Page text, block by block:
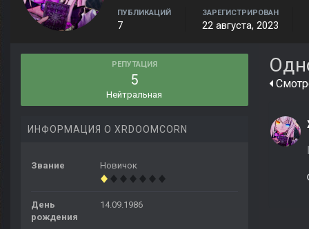
ПУБЛИКАЦИЙ
7
ЗАРЕГИСТРИРОВАН
22 августа, 2023
РЕПУТАЦИЯ
5
Нейтральная
ИНФОРМАЦИЯ О XRDOOMCORN
Звание Новичок
День
рождения
14.09.1986